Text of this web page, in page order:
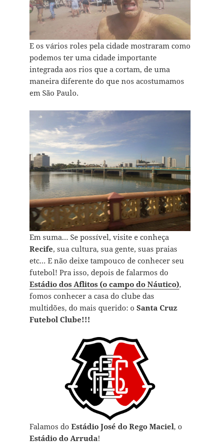
E os vários roles pela cidade mostraram como
podemos ter uma cidade importante
integrada aos rios que a cortam, de uma
maneira diferente do que nos acostumamos
em São Paulo.
Em suma… Se possível, visite e conheça
Recife, sua cultura, sua gente, suas praias
etc… E não deixe tampouco de conhecer seu
futebol! Pra isso, depois de falarmos do
Estádio dos Aflitos (o campo do Náutico),
fomos conhecer a casa do clube das
multidões, do mais querido: o Santa Cruz
Futebol Clube!!!
Falamos do Estádio José do Rego Maciel, o
Estádio do Arruda!